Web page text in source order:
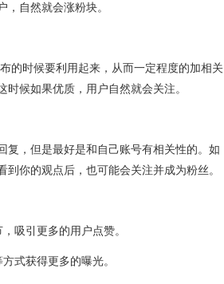
自然就会涨粉块。
的时候要利用起来，从而一定程度的加相关
候如果优质，用户自然就会关注。
复，但是最好是和自己账号有相关性的。如
你的观点后，也可能会关注并成为粉丝。
吸引更多的用户点赞。
式获得更多的曝光。